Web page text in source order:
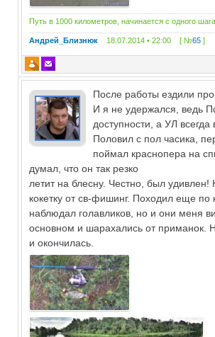
Путь в 1000 километров, начинается с одного шага.
Андрей_Близнюк 18.07.2014 • 22:00 [ №65 ]
После работы ездили
И я не удержался, ведь
доступности, а УЛ всегда
Половил с пол часика,
поймал краснопера на
думал, что он так резко
летит на блесну. Честно, был
кокетку от св-фишинг. Походил еще по
наблюдал голавликов, но и они меня
основном и шарахались от приманок.
и окончилась.